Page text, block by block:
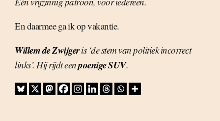
En daarmee ga ik op vakantie.
Willem de Zwijgeris ‘de stem van politiek incorrect
links’. Hij rijdt eenpoenige SUV.